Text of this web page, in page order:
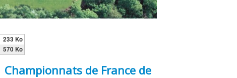
233 Ko
570 Ko
Championnats de France de